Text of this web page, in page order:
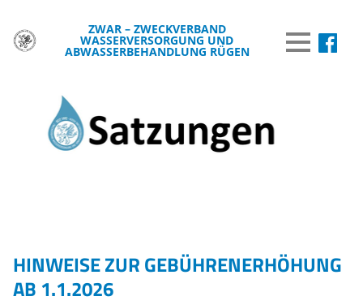
ZWAR – ZWECKVERBAND
WASSERVERSORGUNG UND
ABWASSERBEHANDLUNG RÜGEN MENÜ
DER ZWAR
TRINKWASSER
WASSER & UMWELT
VERÖFFENTLICHUNGEN
HINWEISE ZUR GEBÜHRENERHÖHUNG
AB 1.1.2026